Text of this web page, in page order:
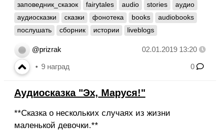
заповедник_сказок fairytales audio stories
аудио
аудиосказки
сказки фонотека books
audiobooks
послушать
сборник истории liveblogs
@prizrak 02.01.2019 13:20
9 наград 0
Аудиосказка "Эх, Маруся!"
**Сказка о нескольких случаях из жизни
маленькой девочки.**